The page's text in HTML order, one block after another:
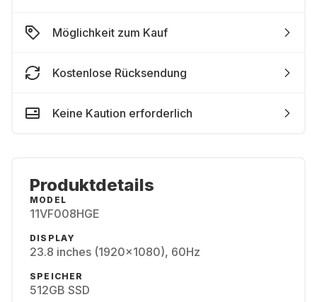
Möglichkeit zum Kauf
Kostenlose Rücksendung
Keine Kaution erforderlich
Produktdetails
MODEL
11VF008HGE
DISPLAY
23.8 inches (1920x1080), 60Hz
SPEICHER
512GB SSD